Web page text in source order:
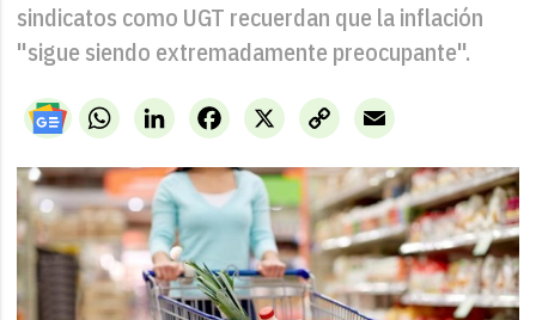
sindicatos como UGT recuerdan que la inflación
"sigue siendo extremadamente preocupante".
WhatsAppLinkedIn X
Facebook
Copy
Link
Email